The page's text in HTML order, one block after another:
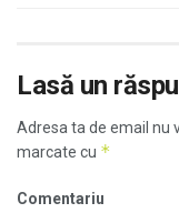
Lasă un
Adresa ta de email nu
marcate cu *
Comentariu